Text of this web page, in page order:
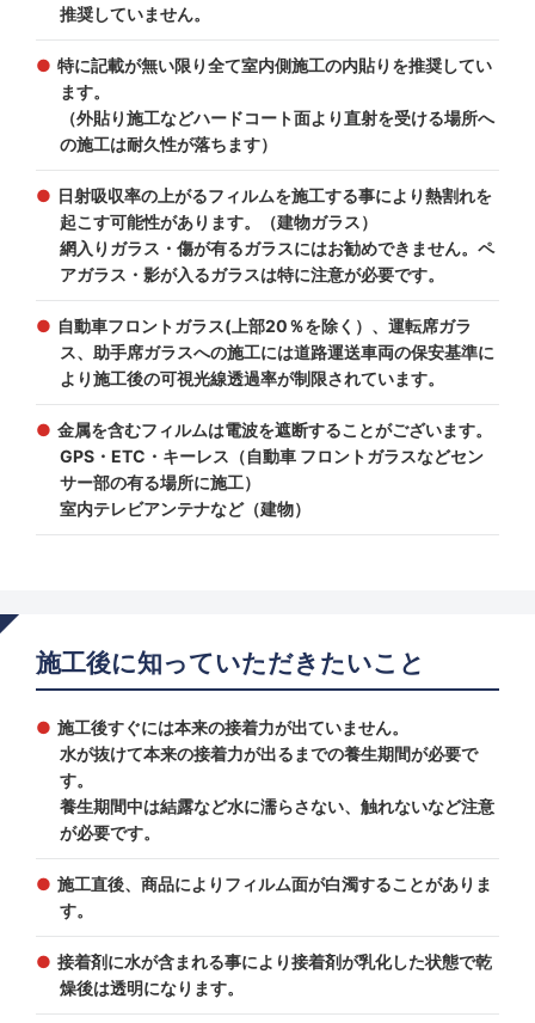
推奨していません。
特に記載が無い限り全て室内側施工の内貼りを推奨してい
ます。
（外貼り施工などハードコート面より直射を受ける場所へ
の施工は耐久性が落ちます）
日射吸収率の上がるフィルムを施工する事により熱割れを
起こす可能性があります。（建物ガラス）
網入りガラス・傷が有るガラスにはお勧めできません。ペ
アガラス・影が入るガラスは特に注意が必要です。
自動車フロントガラス(上部20％を除く）、運転席ガラ
ス、助手席ガラスへの施工には道路運送車両の保安基準に
より施工後の可視光線透過率が制限されています。
金属を含むフィルムは電波を遮断することがございます。
GPS・ETC・キーレス（自動車 フロントガラスなどセン
サー部の有る場所に施工）
室内テレビアンテナなど（建物）
施工後に知っていただきたいこと
施工後すぐには本来の接着力が出ていません。
水が抜けて本来の接着力が出るまでの養生期間が必要で
す。
養生期間中は結露など水に濡らさない、触れないなど注意
が必要です。
施工直後、商品によりフィルム面が白濁することがありま
す。
接着剤に水が含まれる事により接着剤が乳化した状態で乾
燥後は透明になります。